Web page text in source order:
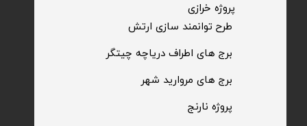
​طرح توانمند سازی ارتش
​پروژه خرازی
​پروژه نارنج
​برج های اطراف دریاچه چیتگر
​برج های مروارید شهر